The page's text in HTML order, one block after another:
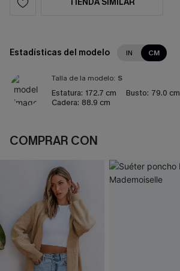
Estadísticas del modelo IN CM
Talla de la modelo: S
Estatura: 172.7 cm Busto: 79.0 cm
Cadera: 88.9 cm
COMPRAR CON